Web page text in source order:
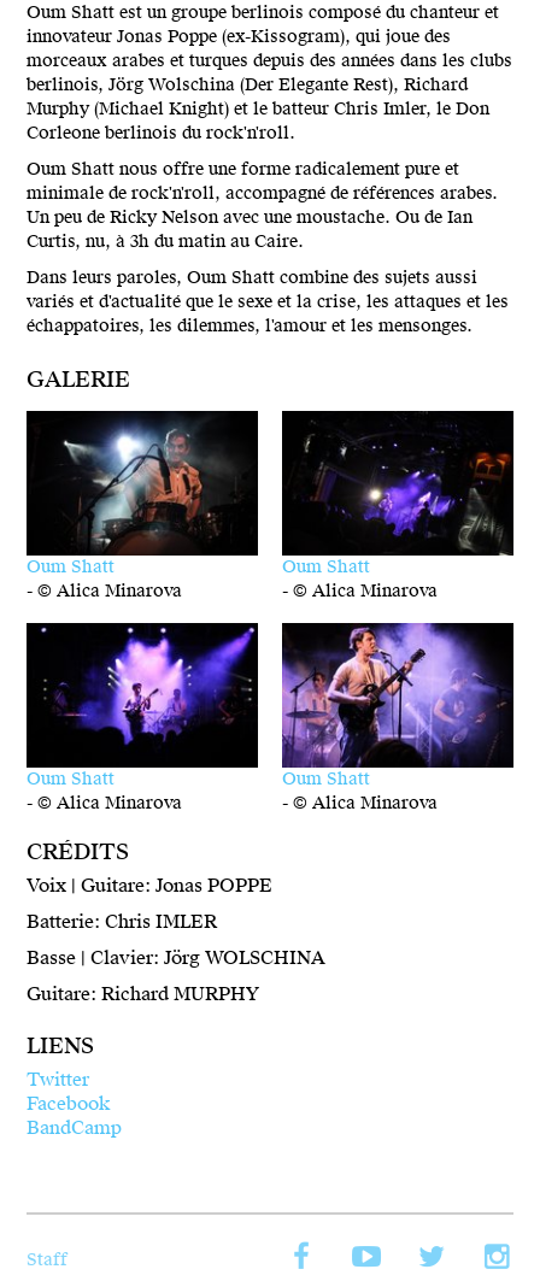
Oum Shatt est un groupe berlinois composé du chanteur et
innovateur Jonas Poppe (ex-Kissogram), qui joue des
morceaux arabes et turques depuis des années dans les clubs
berlinois, Jörg Wolschina (Der Elegante Rest), Richard
Murphy (Michael Knight) et le batteur Chris Imler, le Don
Corleone berlinois du rock'n'roll.
Oum Shatt nous offre une forme radicalement pure et
minimale de rock'n'roll, accompagné de références arabes.
Un peu de Ricky Nelson avec une moustache. Ou de Ian
Curtis, nu, à 3h du matin au Caire.
Dans leurs paroles, Oum Shatt combine des sujets aussi
variés et d'actualité que le sexe et la crise, les attaques et les
échappatoires, les dilemmes, l'amour et les mensonges.
GALERIE
Oum Shatt
-© Alica Minarova
Oum Shatt
- © Alica Minarova
Oum Shatt
-© Alica Minarova
Oum Shatt
- © Alica Minarova
CRÉDITS
Voix | Guitare: Jonas POPPE
Batterie: Chris IMLER
Basse | Clavier: Jörg WOLSCHINA
Guitare: Richard MURPHY
LIENS
Twitter
Facebook
BandCamp
Staff
FacebookYouTube